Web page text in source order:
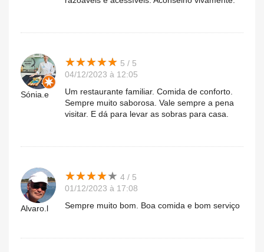
Sónia.e
★★★★★
★★★★★ 5 / 5
04/12/2023 à 12:05
Um restaurante familiar. Comida de conforto.
Sempre muito saborosa. Vale sempre a pena
visitar. E dá para levar as sobras para casa.
Alvaro.l
★★★★★
★★★★★ 4 / 5
01/12/2023 à 17:08
Sempre muito bom. Boa comida e bom serviço